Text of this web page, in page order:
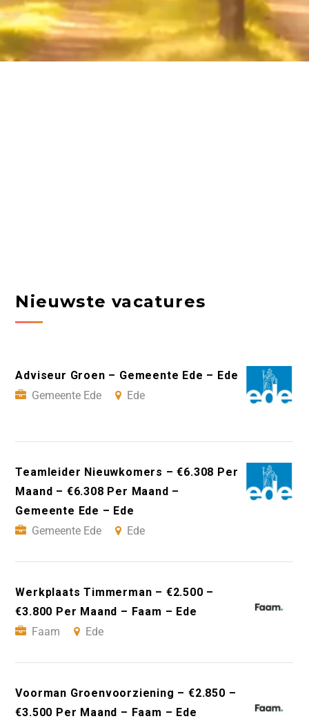
Nieuwste vacatures
Adviseur Groen – Gemeente Ede – Ede
Gemeente Ede
Ede
Teamleider Nieuwkomers – €6.308 Per
Maand – €6.308 Per Maand –
Gemeente Ede – Ede
Gemeente Ede
Ede
Werkplaats Timmerman – €2.500 –
€3.800 Per Maand – Faam – Ede
Faam
Ede
Voorman Groenvoorziening – €2.850 –
€3.500 Per Maand – Faam – Ede